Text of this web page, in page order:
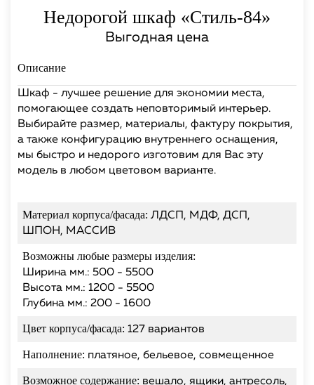
Недорогой шкаф «Стиль-84»
Выгодная цена
Описание
Шкаф - лучшее решение для экономии места,
помогающее создать неповторимый интерьер.
Выбирайте размер, материалы, фактуру покрытия,
а также конфигурацию внутреннего оснащения,
мы быстро и недорого изготовим для Вас эту
модель в любом цветовом варианте.
Материал корпуса/фасада: ЛДСП, МДФ, ДСП,
ШПОН, МАССИВ
Возможны любые размеры изделия:
Ширина мм.: 500 - 5500
Высота мм.: 1200 - 5500
Глубина мм.: 200 - 1600
Цвет корпуса/фасада: 127 вариантов
Наполнение: платяное, бельевое, совмещенное
Возможное содержание: вешало, ящики, антресоль,